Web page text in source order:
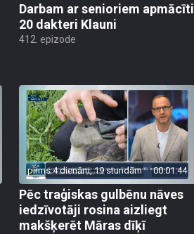
Darbam ar senioriem apmācīti
20 dakteri Klauni
412. epizode
pirms 4 dienām, 19 stundām 00:01:44
Pēc traģiskas gulbēnu nāves
iedzīvotāji rosina aizliegt
makšķerēt Māras dīķī